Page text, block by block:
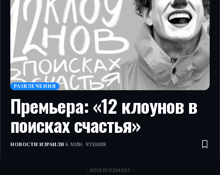
РАЗВЛЕЧЕНИЯ
Премьера: «12 клоунов в
поисках счастья»
НОВОСТИ ИЗРАИЛЯ 6 МИН. ЧТЕНИЯ
- ADVERTISEMENT -